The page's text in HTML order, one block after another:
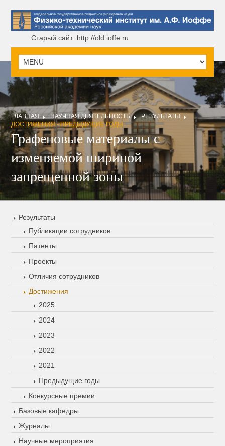
Старый сайт: http://old.ioffe.ru
ГЛАВНАЯ НАУЧНАЯ ДЕЯТЕЛЬНОСТЬ
РЕЗУЛЬТАТЫ
ДОСТИЖЕНИЯ - ПРЕДЫДУЩИЕ ГОДЫ
Графеновые материалы с
изменяемой шириной
запрещенной зоны
Результаты
Публикации сотрудников
Патенты
Проекты
Отличия сотрудников
Достижения
2025
2024
2023
2022
2021
Предыдущие годы
Конкурсные премии
Базовые кафедры
Журналы
Научные мероприятия